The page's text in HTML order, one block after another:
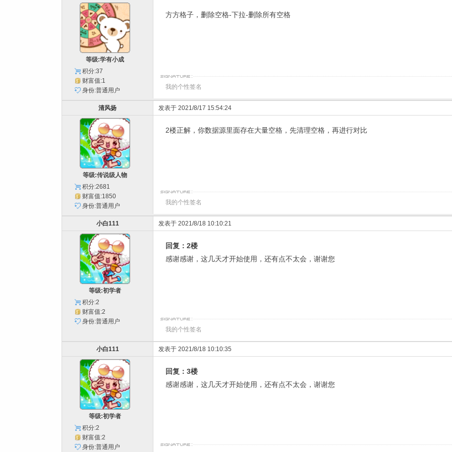
等级:学有小成
积分:37
财富值:1
身份:普通用户
方方格子，删除空格-下拉-删除所有空格
我的个性签名
清风扬 发表于 2021/8/17 15:54:24
等级:传说级人物
积分:2681
财富值:1850
身份:普通用户
2楼正解，你数据源里面存在大量空格，先清理空格，再进行对比
我的个性签名
小白111 发表于 2021/8/18 10:10:21
等级:初学者
积分:2
财富值:2
身份:普通用户
回复：2楼
感谢感谢，这几天才开始使用，还有点不太会，谢谢您
我的个性签名
小白111 发表于 2021/8/18 10:10:35
等级:初学者
积分:2
财富值:2
身份:普通用户
回复：3楼
感谢感谢，这几天才开始使用，还有点不太会，谢谢您